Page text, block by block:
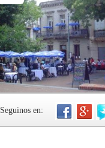
Seguinos en: